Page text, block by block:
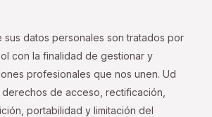
sus datos personales son tratados por
con la finalidad de gestionar y
profesionales que nos unen. Ud
de acceso, rectificación,
portabilidad y limitación del